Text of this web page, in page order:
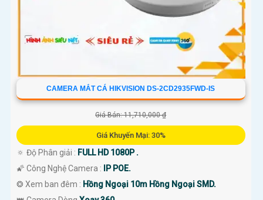
CAMERA MẮT CÁ HIKVISION DS-2CD2935FWD-IS
Giá Bán: 11,710,000 ₫
Giá Khuyến Mại: 30%
🔅 Độ Phân giải : FULL HD 1080P .
🌠 Công Nghệ Camera :
IP POE.
❂ Xem ban đêm : Hồng Ngoại 10m Hồng Ngoại SMD.